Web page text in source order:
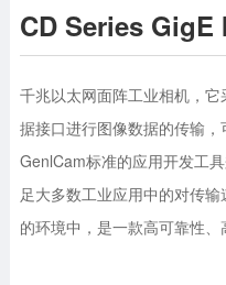
CD Series
千兆以太网面阵工业相机，
据接口进行图像数据的传输
GenlCam标准的应用开发工
足大多数工业应用中的对传
的环境中，是一款高可靠性、